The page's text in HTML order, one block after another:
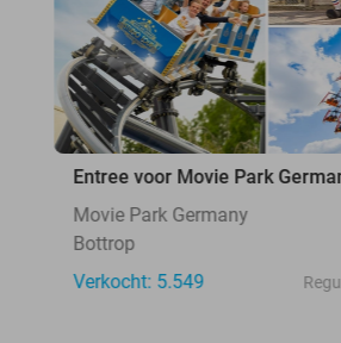
Entree voor Movie Park
Movie Park Germany
Bottrop
Verkocht: 5.549